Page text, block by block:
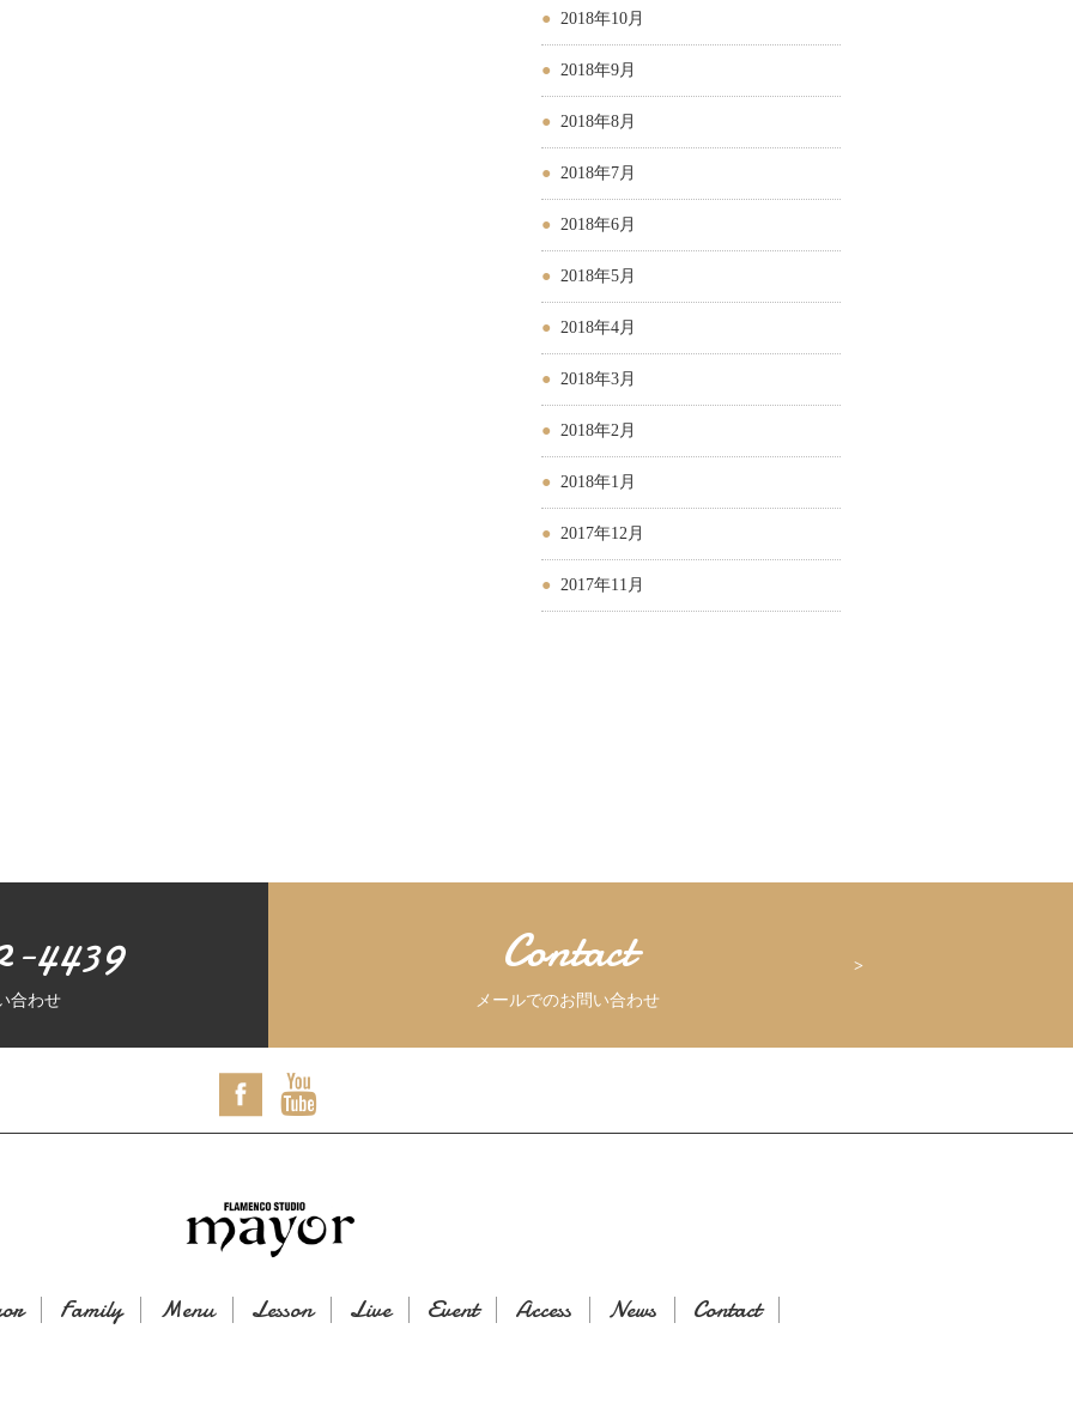
2018年10月
2018年9月
2018年8月
2018年7月
2018年6月
2018年5月
2018年4月
2018年3月
2018年2月
2018年1月
2017年12月
2017年11月
4439
合わせ
Contact
メールでのお問い合わせ
Family Menu Lesson Live Event Access News Contact